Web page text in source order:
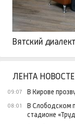
Вятский
ЛЕНТА
09:07 В Кирове
08:01
В Слободском
стадионе